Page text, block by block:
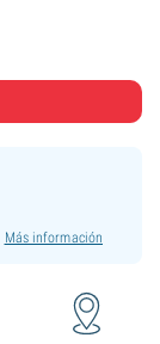
Más información